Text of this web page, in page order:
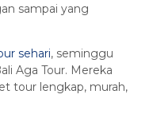
sampai yang
sehari, seminggu
Aga Tour. Mereka
tour lengkap, murah,